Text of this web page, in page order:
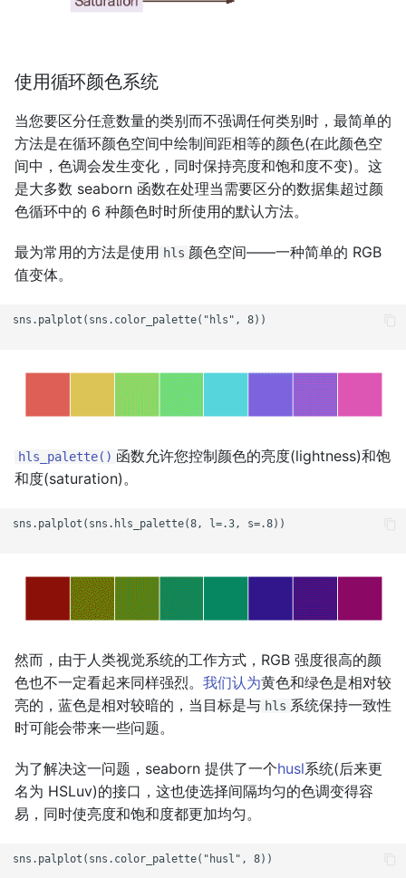
使用循环颜色系统
当您要区分任意数量的类别而不强调任何类别时，最简单的
方法是在循环颜色空间中绘制间距相等的颜色(在此颜色空
间中，色调会发生变化，同时保持亮度和饱和度不变)。这
是大多数 seaborn 函数在处理当需要区分的数据集超过颜
色循环中的 6 种颜色时时所使用的默认方法。
最为常用的方法是使用 hls 颜色空间——一种简单的 RGB
值变体。
sns.palplot(sns.color_palette("hls", 8))
hls_palette() 函数允许您控制颜色的亮度(lightness)和饱
和度(saturation)。
sns.palplot(sns.hls_palette(8, l=.3, s=.8))
然而，由于人类视觉系统的工作方式，RGB 强度很高的颜
色也不一定看起来同样强烈。 我们认为黄色和绿色是相对较
亮的，蓝色是相对较暗的，当目标是与 hls 系统保持一致性
时可能会带来一些问题。
为了解决这一问题，seaborn 提供了一个husl系统(后来更
名为 HSLuv)的接口，这也使选择间隔均匀的色调变得容
易，同时使亮度和饱和度都更加均匀。
sns.palplot(sns.color_palette("husl", 8))